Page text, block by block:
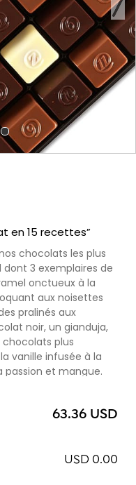
en 15 recettes”
chocolats les plus
dont 3 exemplaires de
onctueux à la
aux noisettes
pralinés aux
noir, un gianduja,
plus
vanille infusée à la
et mangue.
et un chocolat Z à la
pouvez
"Mon image sur le
63.36 USD
USD 0.00